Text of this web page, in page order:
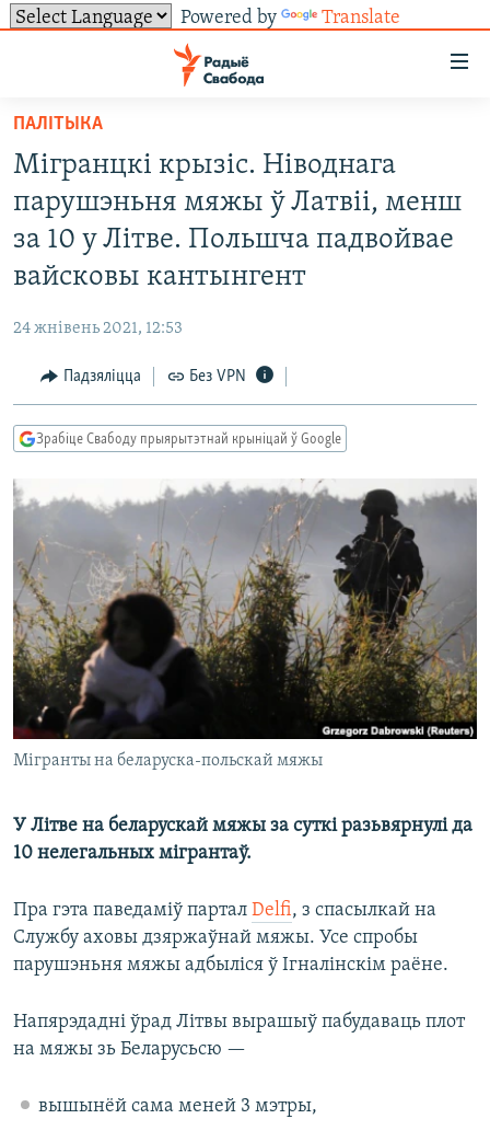
Powered by Translate
ўнівэрсальнага
доступу
Перайсьці
да
галоўнага
зьместу
Перайсьці
да
галоўнай
Перайсьці
да
пошуку
УСЕ НАВІНЫ
ВІДЭА І ФОТА
ЛЮДЗІ
ВАЙНА
БЕЛАРУСЫ НА ВАЙНЕ
КУЛЬТУРА
КАЛЯНДАР
ТОЛЬКІ НА СВАБОДЗЕ
БЛОГІ
КНІГІ
АЎДЫЁКНІГІ
МОВА
НА ХВАЛЯХ СВАБОДЫ
СУВЯЗЬ
АБЫСЬЦІ БЛЯКАВАНЬНЕ
ПАДПІСАЦЦА
FACEBOOK
TWITTER
САЧЫЦЕ ЗА АБНАЎЛЕНЬНЯМІ
ПАЛІТЫКА
Мігранцкі крызіс. Ніводнага
парушэньня мяжы ў Латвіі, менш
за 10 у Літве. Польшча падвойвае
вайсковы кантынгент
24 жнівень 2021, 12:53
Падзяліцца Без VPN
Зрабіце Свабоду прыярытэтнай крыніцай ў Google
Мігранты на беларуска-польскай мяжы
У Літве на беларускай мяжы за суткі разьвярнулі да
10 нелегальных мігрантаў.
Пра гэта паведаміў партал Delfi, з спасылкай на
Службу аховы дзяржаўнай мяжы. Усе спробы
парушэньня мяжы адбыліся ў Ігналінскім раёне.
Напярэдадні ўрад Літвы вырашыў пабудаваць плот
на мяжы зь Беларусьсю —
вышынёй сама меней 3 мэтры,